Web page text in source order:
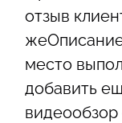
отзыв
место
добавить